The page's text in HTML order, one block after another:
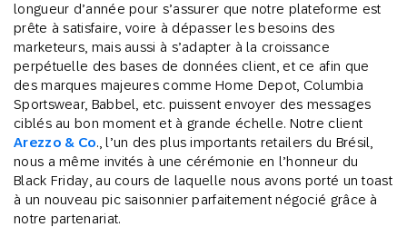
longueur d’année pour s’assurer que notre plateforme est
prête à satisfaire, voire à dépasser les besoins des
marketeurs, mais aussi à s’adapter à la croissance
perpétuelle des bases de données client, et ce afin que
des marques majeures comme Home Depot, Columbia
Sportswear, Babbel, etc. puissent envoyer des messages
ciblés au bon moment et à grande échelle. Notre client
Arezzo & Co., l’un des plus importants retailers du Brésil,
nous a même invités à une cérémonie en l’honneur du
Black Friday, au cours de laquelle nous avons porté un toast
à un nouveau pic saisonnier parfaitement négocié grâce à
notre partenariat.